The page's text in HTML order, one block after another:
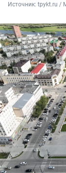
Источник: tpykt.ru /